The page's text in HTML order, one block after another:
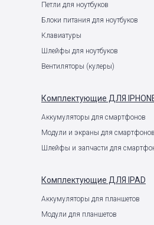
Петли для ноутбуков
Блоки питания для ноутбуков
Клавиатуры
Шлейфы для ноутбуков
Вентиляторы (кулеры)
Комплектующие ДЛЯ
Аккумуляторы для смартфонов
Модули и экраны для смартфонов
Шлейфы и запчасти для
Комплектующие ДЛЯ IPAD
Аккумуляторы для планшетов
Модули для планшетов